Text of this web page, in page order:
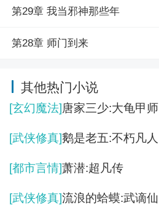
第29章 我当邪神那些年
第28章 师门到来
其他热门小说
[玄幻魔法]唐家三少:大龟甲师
[武侠修真]鹅是老五:不朽凡人
[都市言情]萧潜:超凡传
[武侠修真]流浪的蛤蟆:武谪仙